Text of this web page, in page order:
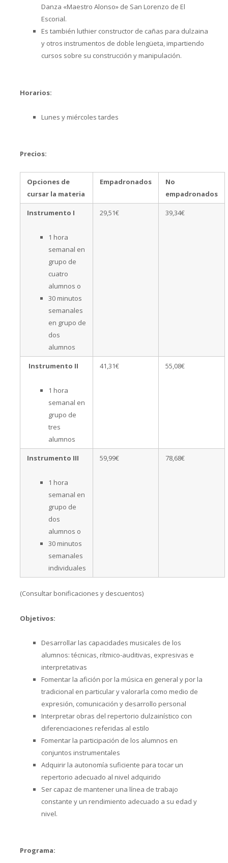
Danza «Maestro Alonso» de San Lorenzo de El
Escorial.
Es también luthier constructor de cañas para dulzaina
y otros instrumentos de doble lengüeta, impartiendo
cursos sobre su construcción y manipulación.
Horarios:
Lunes y miércoles tardes
Precios:
Opciones de
cursar la materia
Empadronados
No
empadronados
Instrumento I
1 hora
semanal en
grupo de
cuatro
alumnos o
30 minutos
semanales
en grupo de
dos
alumnos
29,51€ 39,34€
Instrumento II
1 hora
semanal en
grupo de
tres
alumnos
41,31€ 55,08€
Instrumento III
1 hora
semanal en
grupo de
dos
alumnos o
30 minutos
semanales
individuales
59,99€ 78,68€
(Consultar bonificaciones y descuentos)
Objetivos:
Desarrollar las capacidades musicales de los
alumnos: técnicas, rítmico-auditivas, expresivas e
interpretativas
Fomentar la afición por la música en general y por la
tradicional en particular y valorarla como medio de
expresión, comunicación y desarrollo personal
Interpretar obras del repertorio dulzainístico con
diferenciaciones referidas al estilo
Fomentar la participación de los alumnos en
conjuntos instrumentales
Adquirir la autonomía suficiente para tocar un
repertorio adecuado al nivel adquirido
Ser capaz de mantener una línea de trabajo
constante y un rendimiento adecuado a su edad y
nivel.
Programa: